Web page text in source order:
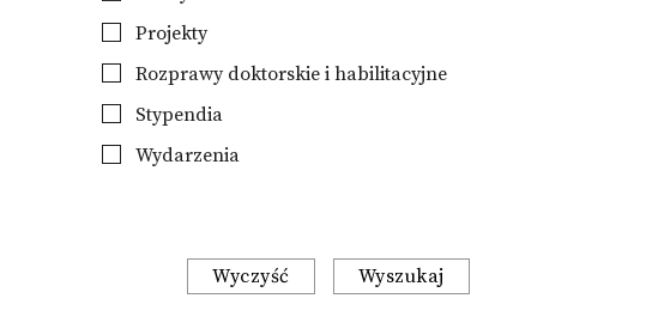
Projekty
Rozprawy doktorskie i habilitacyjne
Stypendia
Wydarzenia
Wyczyść Wyszukaj